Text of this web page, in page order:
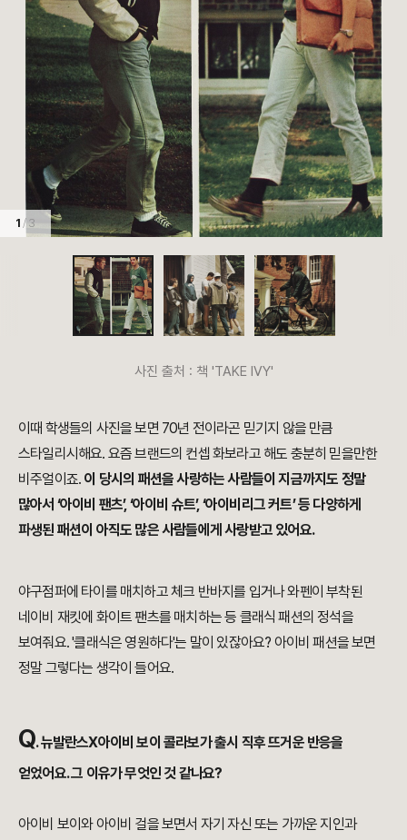
1 / 3
사진 출처 : 책 'TAKE IVY'
이때 학생들의 사진을 보면 70년 전이라곤 믿기지 않을 만큼
스타일리시해요. 요즘 브랜드의 컨셉 화보라고 해도 충분히 믿을만한
비주얼이죠. 이 당시의 패션을 사랑하는 사람들이 지금까지도 정말
많아서 ‘아이비 팬츠’, ‘아이비 슈트’, ‘아이비리그 커트’ 등 다양하게
파생된 패션이 아직도 많은 사람들에게 사랑받고 있어요.
야구점퍼에 타이를 매치하고 체크 반바지를 입거나 와펜이 부착된
네이비 재킷에 화이트 팬츠를 매치하는 등 클래식 패션의 정석을
보여줘요. '클래식은 영원하다'는 말이 있잖아요? 아이비 패션을 보면
정말 그렇다는 생각이 들어요.
Q.뉴발란스X아이비 보이 콜라보가 출시 직후 뜨거운 반응을
얻었어요.그 이유가 무엇인 것 같나요?
아이비 보이와 아이비 걸을 보면서 자기 자신 또는 가까운 지인과